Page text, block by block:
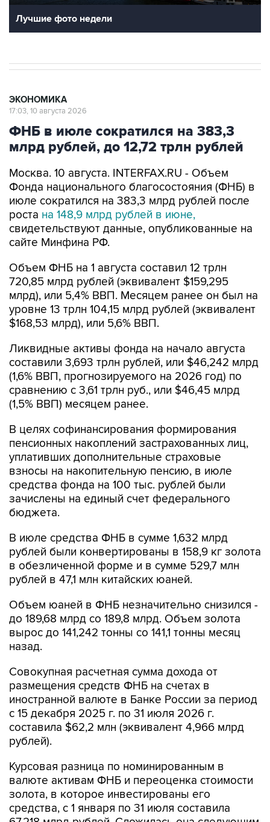
Лучшие фото недели
ЭКОНОМИКА
17:03, 10 августа 2026
ФНБ в июле сократился на 383,3
млрд рублей, до 12,72 трлн рублей
Москва. 10 августа. INTERFAX.RU - Объем
Фонда национального благосостояния (ФНБ) в
июле сократился на 383,3 млрд рублей после
роста на 148,9 млрд рублей в июне,
свидетельствуют данные, опубликованные на
сайте Минфина РФ.
Объем ФНБ на 1 августа составил 12 трлн
720,85 млрд рублей (эквивалент $159,295
млрд), или 5,4% ВВП. Месяцем ранее он был на
уровне 13 трлн 104,15 млрд рублей (эквивалент
$168,53 млрд), или 5,6% ВВП.
Ликвидные активы фонда на начало августа
составили 3,693 трлн рублей, или $46,242 млрд
(1,6% ВВП, прогнозируемого на 2026 год) по
сравнению с 3,61 трлн руб., или $46,45 млрд
(1,5% ВВП) месяцем ранее.
В целях софинансирования формирования
пенсионных накоплений застрахованных лиц,
уплативших дополнительные страховые
взносы на накопительную пенсию, в июле
средства фонда на 100 тыс. рублей были
зачислены на единый счет федерального
бюджета.
В июле средства ФНБ в сумме 1,632 млрд
рублей были конвертированы в 158,9 кг золота
в обезличенной форме и в сумме 529,7 млн
рублей в 47,1 млн китайских юаней.
Объем юаней в ФНБ незначительно снизился -
до 189,68 млрд со 189,8 млрд. Объем золота
вырос до 141,242 тонны со 141,1 тонны месяц
назад.
Совокупная расчетная сумма дохода от
размещения средств ФНБ на счетах в
иностранной валюте в Банке России за период
с 15 декабря 2025 г. по 31 июля 2026 г.
составила $62,2 млн (эквивалент 4,966 млрд
рублей).
Курсовая разница по номинированным в
валюте активам ФНБ и переоценка стоимости
золота, в которое инвестированы его
средства, с 1 января по 31 июля составила